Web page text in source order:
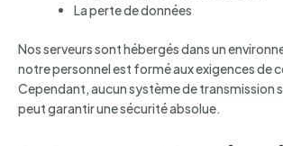
La perte de données
Nos serveurs sont hébergés dans un
notre personnel est formé aux exigences de
Cependant, aucun système de transmission
peut garantir une sécurité absolue.